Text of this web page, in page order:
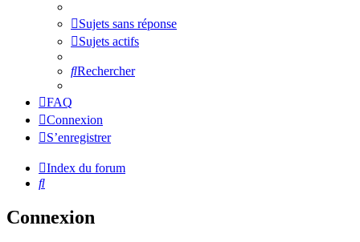
Sujets sans réponse
Sujets actifs
Rechercher
FAQ
Connexion
S’enregistrer
Index du forum
Rechercher
Connexion